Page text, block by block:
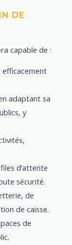
DE
capable de :
adaptant sa
y
d’attente
sécurité.
de
de caisse.
de